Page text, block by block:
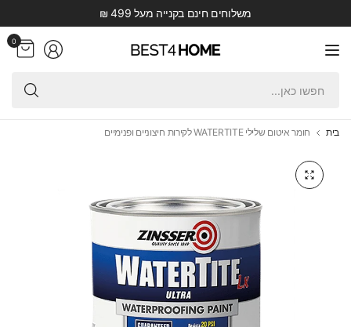
משלוחים חינם בקנייה מעל 499 ₪
0
בית חומר איטום שלילי WATERTITE לקירות חיצוניים ופנימיים